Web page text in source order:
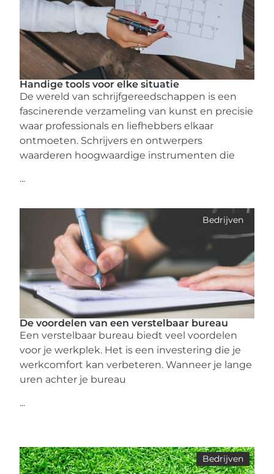
Handige tools voor elke situatie
De wereld van schrijfgereedschappen is een
fascinerende verzameling van kunst en precisie
waar professionals en liefhebbers elkaar
ontmoeten. Schrijvers en ontwerpers
waarderen hoogwaardige instrumenten die
...
Bedrijven
De voordelen van een verstelbaar bureau
Een verstelbaar bureau biedt veel voordelen
voor je werkplek. Het is een investering die je
werkcomfort kan verbeteren. Wanneer je lange
uren achter je bureau
...
Bedrijven